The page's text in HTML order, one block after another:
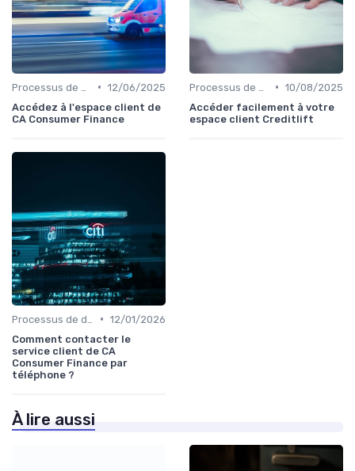
• 12/06/2025
Accédez à l'espace client de
CA Consumer Finance
• 10/08/2025
Accéder facilement à votre
espace client Creditlift
• 12/01/2026
Comment contacter le
service client de CA
Consumer Finance par
téléphone ?
À lire aussi